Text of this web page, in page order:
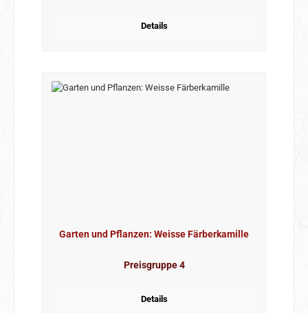
Details
Garten und Pflanzen: Weisse Färberkamille
Preisgruppe 4
Details